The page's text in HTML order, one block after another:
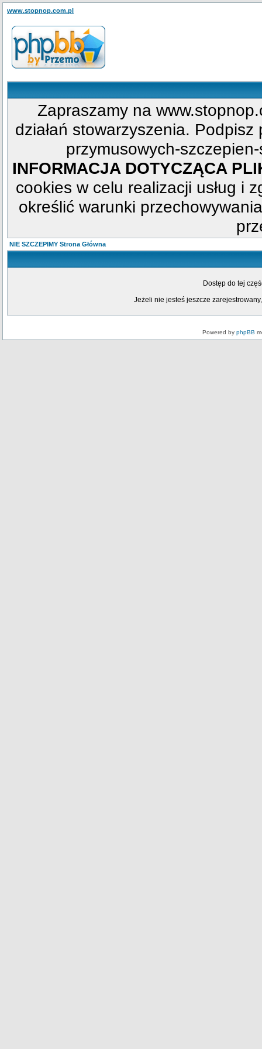
www.stopnop.com.pl
Zapraszamy na
działań stowarzyszenia.
przymusowych-
INFORMACJA DOTYCZĄCA
cookies w celu realizacji usług i
określić warunki
NIE SZCZEPIMY Strona Główna
Dostęp do tej
Jeżeli nie jesteś jeszcze
Powered by phpBB